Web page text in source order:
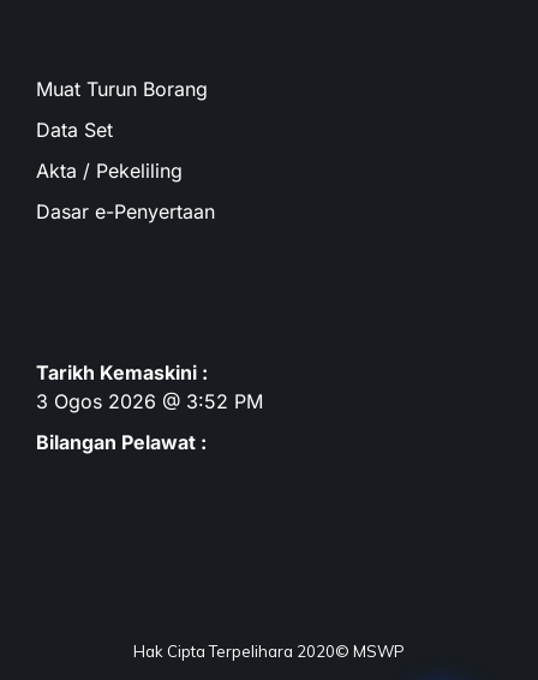
Muat Turun Borang
Data Set
Akta / Pekeliling
Dasar e-Penyertaan
Tarikh Kemaskini :
3 Ogos 2026 @ 3:52 PM
Bilangan Pelawat :
Hak Cipta Terpelihara 2020© MSWP